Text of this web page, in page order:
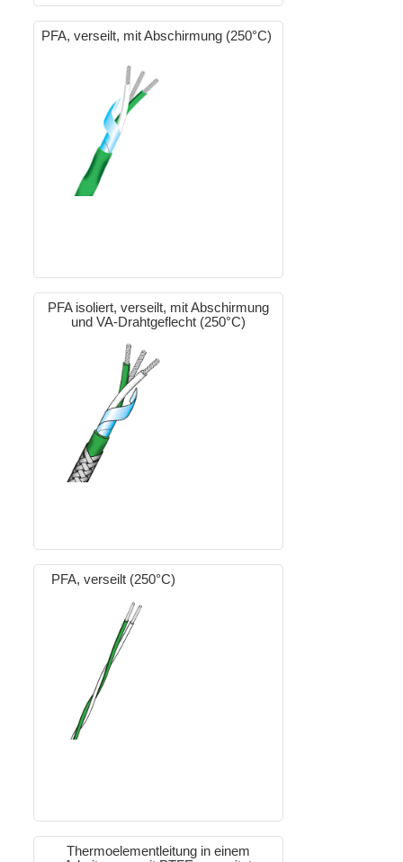
PFA, verseilt, mit Abschirmung (250°C)
PFA isoliert, verseilt, mit Abschirmung
und VA-Drahtgeflecht (250°C)
PFA, verseilt (250°C)
Thermoelementleitung in einem